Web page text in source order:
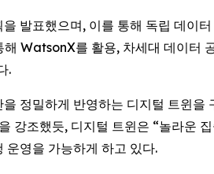
발표했으며, 이를 통해 독립 데이터
WatsonX를 활용, 차세대 데이터
.
정밀하게 반영하는 디지털 트윈을
강조했듯, 디지털 트윈은 “놀라운
운영을 가능하게 하고 있다.